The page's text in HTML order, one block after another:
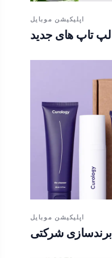
اپلیکیشن موبایل
لپ تاپ های جدید
اپلیکیشن موبایل
برندسازی شرکتی